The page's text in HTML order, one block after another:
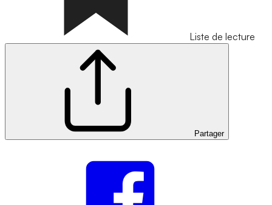
Liste de lecture
Partager